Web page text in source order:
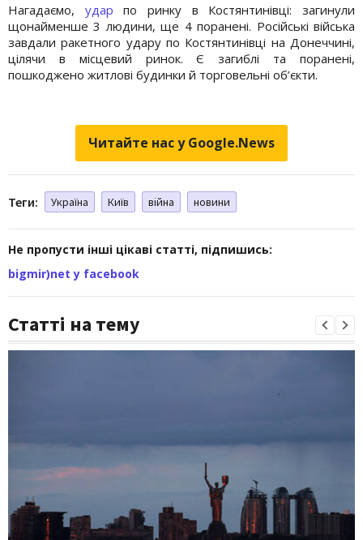
Нагадаємо, удар по ринку в Костянтинівці: загинули
щонайменше 3 людини, ще 4 поранені. Російські війська
завдали ракетного удару по Костянтинівці на Донеччині,
цілячи в місцевий ринок. Є загиблі та поранені,
пошкоджено житлові будинки й торговельні об’єкти.
Читайте нас у Google.News
Теги: Україна Київ війна новини
Не пропусти інші цікаві статті, підпишись:
bigmir)net у facebook
Статті на тему